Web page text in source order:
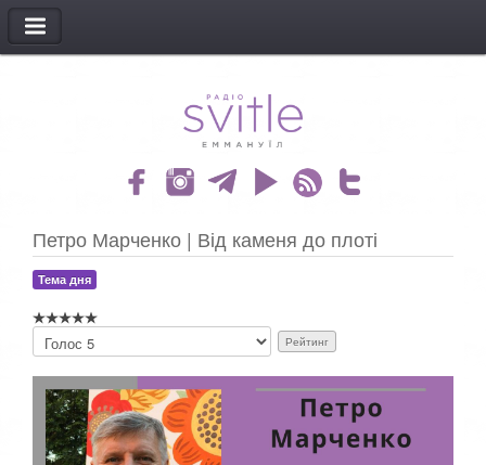
Петро Марченко | Від каменя до плоті
Тема дня
у
д